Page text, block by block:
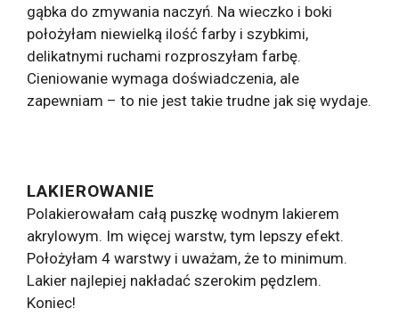
gąbka do zmywania naczyń. Na wieczko i boki
położyłam niewielką ilość farby i szybkimi,
delikatnymi ruchami rozproszyłam farbę.
Cieniowanie wymaga doświadczenia, ale
zapewniam – to nie jest takie trudne jak się wydaje.
LAKIEROWANIE
Polakierowałam całą puszkę wodnym lakierem
akrylowym. Im więcej warstw, tym lepszy efekt.
Położyłam 4 warstwy i uważam, że to minimum.
Lakier najlepiej nakładać szerokim pędzlem.
Koniec!